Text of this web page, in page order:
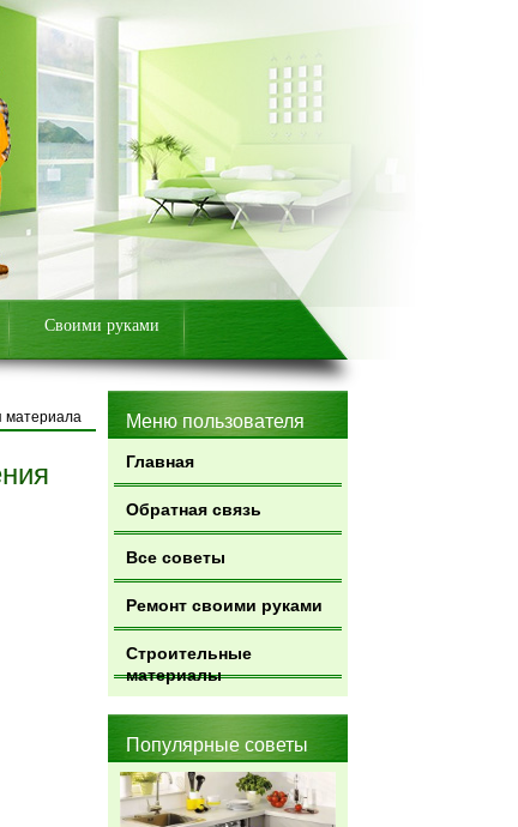
Своими руками
Меню пользователя
Главная
Обратная связь
Все советы
Ремонт своими руками
Строительные
материалы
Популярные советы
материала